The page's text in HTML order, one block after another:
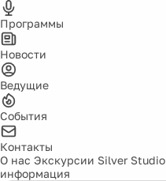
Программы
Новости
Ведущие
События
Контакты
О нас Экскурсии Silver Studio
информация